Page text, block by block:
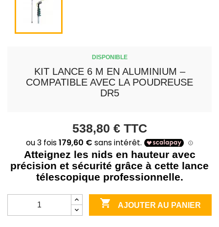
DISPONIBLE
KIT LANCE 6 M EN ALUMINIUM –
COMPATIBLE AVEC LA POUDREUSE
DR5
538,80 € TTC
Atteignez les nids en hauteur avec
précision et sécurité grâce à cette lance
télescopique professionnelle.
 AJOUTER AU PANIER